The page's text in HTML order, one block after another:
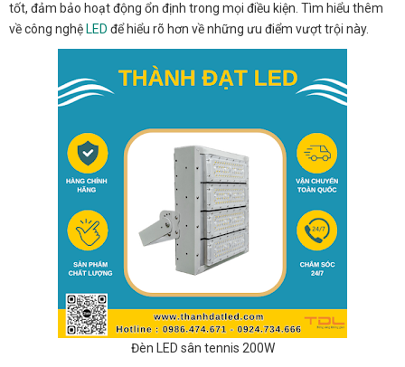
tốt, đảm bảo hoạt động ổn định trong mọi điều kiện. Tìm hiểu thêm
về công nghệ LED để hiểu rõ hơn về những ưu điểm vượt trội này.
Đèn LED sân tennis 200W